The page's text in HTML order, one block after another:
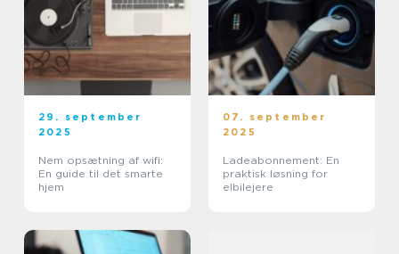
29. september
2025
Nem opsætning af wifi:
En guide til det smarte
hjem
07. september
2025
Ladeabonnement: En
praktisk løsning for
elbilejere